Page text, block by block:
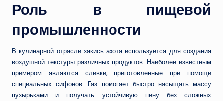
Роль в пищевой
промышленности
В кулинарной отрасли закись азота используется для создания
воздушной текстуры различных продуктов. Наиболее известным
примером являются сливки, приготовленные при помощи
специальных сифонов. Газ помогает быстро насыщать массу
пузырьками и получать устойчивую пену без сложных